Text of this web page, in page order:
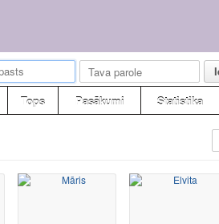
Tops Pasākumi Statistika